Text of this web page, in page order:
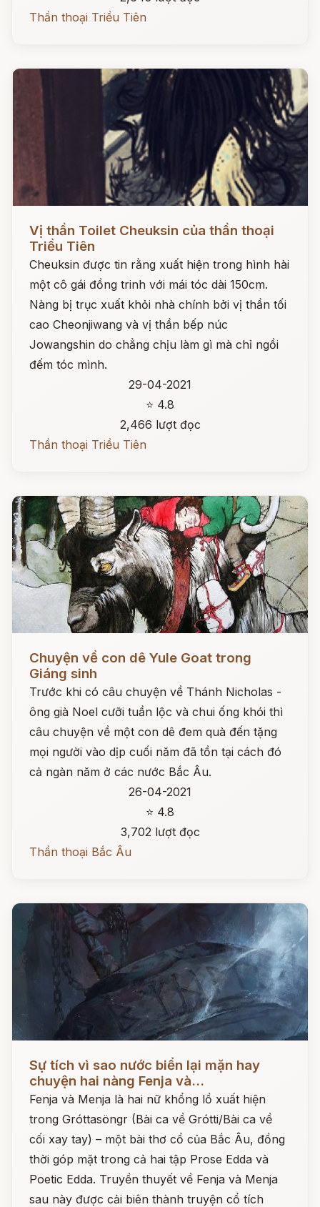
Thần thoại Triều Tiên
Đọc ngay
Vị thần Toilet Cheuksin của thần thoại
Triều Tiên
Cheuksin được tin rằng xuất hiện trong hình hài
một cô gái đồng trinh với mái tóc dài 150cm.
Nàng bị trục xuất khỏi nhà chính bởi vị thần tối
cao Cheonjiwang và vị thần bếp núc
Jowangshin do chẳng chịu làm gì mà chỉ ngồi
đếm tóc mình.
29-04-2021
⭐ 4.8
2,466 lượt đọc
Thần thoại Triều Tiên
Chuyện về con dê Yule Goat trong
Giáng sinh
Trước khi có câu chuyện về Thánh Nicholas -
ông già Noel cưỡi tuần lộc và chui ống khói thì
câu chuyện về một con dê đem quà đến tặng
mọi người vào dịp cuối năm đã tồn tại cách đó
cả ngàn năm ở các nước Bắc Âu.
26-04-2021
⭐ 4.8
3,702 lượt đọc
Thần thoại Bắc Âu
Sự tích vì sao nước biển lại mặn hay
chuyện hai nàng Fenja và...
Fenja và Menja là hai nữ khổng lồ xuất hiện
trong Gróttasöngr (Bài ca về Grótti/Bài ca về
cối xay tay) – một bài thơ cổ của Bắc Âu, đồng
thời góp mặt trong cả hai tập Prose Edda và
Poetic Edda. Truyền thuyết về Fenja và Menja
sau này được cải biên thành truyện cổ tích